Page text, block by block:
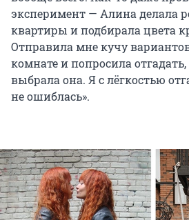
эксперимент — Алина делала
квартиры и подбирала цвета
Отправила мне кучу
комнате и попросила
выбрала она. Я с лёгкостью
не ошиблась».